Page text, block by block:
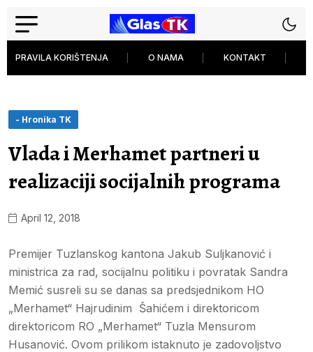
PRAVILA KORIŠTENJA O NAMA KONTAKT
- Hronika TK
Vlada i Merhamet partneri u
realizaciji socijalnih programa
April 12, 2018
Premijer Tuzlanskog kantona Jakub Suljkanović i
ministrica za rad, socijalnu politiku i povratak Sandra
Memić susreli su se danas sa predsjednikom HO
„Merhamet“ Hajrudinim Šahićem i direktoricom
direktoricom RO „Merhamet“ Tuzla Mensurom
Husanović. Ovom prilikom istaknuto je zadovoljstvo